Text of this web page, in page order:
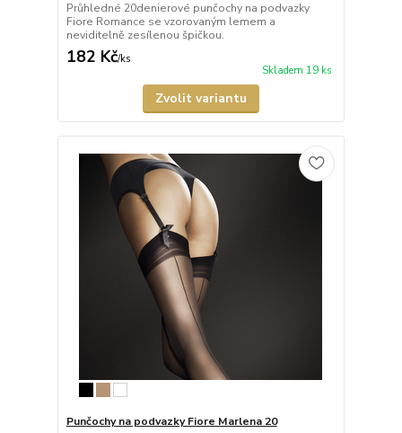
Průhledné 20denierové punčochy na podvazky
Fiore Romance se vzorovaným lemem a
neviditelně zesílenou špičkou.
182 Kč/ks
Skladem 19 ks
Zvolit variantu
Punčochy na podvazky Fiore Marlena 20